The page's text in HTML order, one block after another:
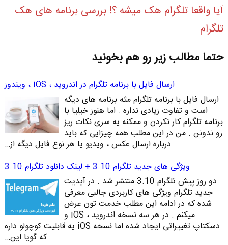
آیا واقعا تلگرام هک میشه ؟! بررسی برنامه های هک
تلگرام
حتما مطالب زیر رو هم بخونید
ارسال فایل با برنامه تلگرام در اندروید ، iOS ، ویندوز
ارسال فایل با برنامه تلگرام مثه برنامه های دیگه
است و تفاوت زیادی نداره . اما هنوز خیلیا با
برنامه تلگرام کار نکردن و ممکنه یه سری نکات ریز
رو ندونن . من در این مطلب همه چیزایی که باید
درباره ارسال عکس ، ویدیو یا هر نوع فایل دیگه از…
ویژگی های جدید تلگرام 3.10 + لینک دانلود تلگرام 3.10
دو روز پیش تلگرام 3.10 منتشر شد . در آپدیت
جدید تلگرام ویژگی های کاربردی جالبی معرفی
شده که در ادامه این مطلب خدمت تون عرض
میکنم . در هر سه نسخه اندروید ، iOS و
دسکتاپ تغییراتی ایجاد شده اما نسخه iOS یه قابلیت کوچولو داره
که گویا این…